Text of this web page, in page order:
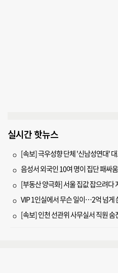
실시간 핫뉴스
[속보] 극우성향 단체 '신남성연대'
음성서 외국인 10여 명이 집단 패싸
[부동산 양극화] 서울 집값 잡으려
VIP 1인실에서 무슨 일이…2억 넘게
[속보] 인천 선관위 사무실서 직원